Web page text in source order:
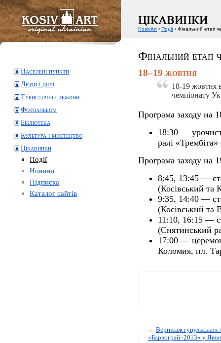
Фінальний етап
Населені пункти
Люди і долі
Туристичні стежини
Фотоальбом
Бібліотека
Культура і мистецтво
Цікавинки
Події
Новини
Підписка
Каталог сайтів
18–19 жовтня
18-19 жовтня
чемпіонату
Програма заходу на
18:30 —
ралі
Програма заходу на
8:45, 13:45 —
(Косівський та
9:35, 14:40 —
(Косівський та
11:10, 16:15 —
(Снятинський
17:00 —
Коломия, пл.
← Вернісаж гуцульських
«Барвограй–2013» у
KosivArt ‹ Події ‹ Фінальний етап